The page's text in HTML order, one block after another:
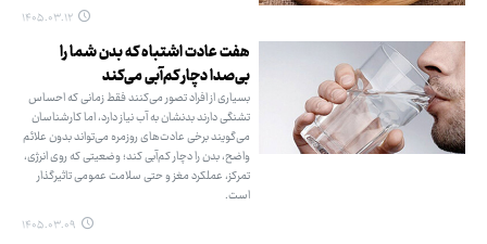
۱۴۰۵.۰۳.۱۲
هفت عادت اشتباه که بدن شما را
بی‌صدا دچار کم‌آبی می‌کند
بسیاری از افراد تصور می‌کنند فقط زمانی که احساس
تشنگی دارند بدنشان به آب نیاز دارد، اما کارشناسان
می‌گویند برخی عادت‌های روزمره می‌تواند بدون علائم
واضح، بدن را دچار کم‌آبی کند؛ وضعیتی که روی انرژی،
تمرکز، عملکرد مغز و حتی سلامت عمومی تاثیرگذار
است.
۱۴۰۵.۰۳.۰۹